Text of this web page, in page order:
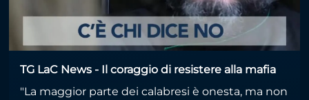
TG LaC News - Il coraggio di resistere alla mafia
"La maggior parte dei calabresi è onesta, ma non